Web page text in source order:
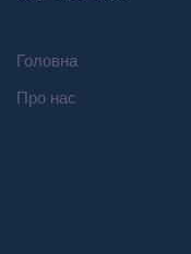
Головна
Про нас